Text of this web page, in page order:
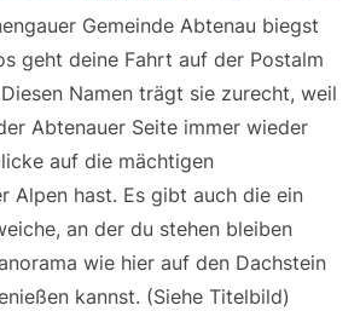
Gemeinde Abtenau biegst
geht deine Fahrt auf der Postalm
Namen trägt sie zurecht, weil
Abtenauer Seite immer wieder
auf die mächtigen
Alpen hast. Es gibt auch die ein
an der du stehen bleiben
wie hier auf den Dachstein
kannst. (Siehe Titelbild)